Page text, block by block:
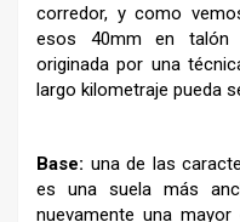
corredor, y como
esos 40mm en talón
originada por una
largo kilometraje pueda
Base: una de las
es una suela más
nuevamente una